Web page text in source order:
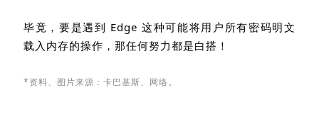
毕竟，要是遇到 Edge这种可能将用户所有密码明文
载入内存的操作，那任何努力都是白搭！
*资料、图片来源：卡巴基斯、网络。